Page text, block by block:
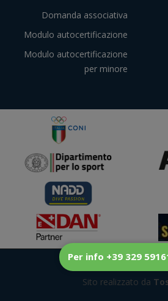
Per info +39 329
Domanda associativa
Modulo autocertificazione
Modulo autocertificazione
per minore
Sito realizzato da